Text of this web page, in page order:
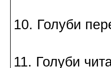
10. Голуби
11. Голуби